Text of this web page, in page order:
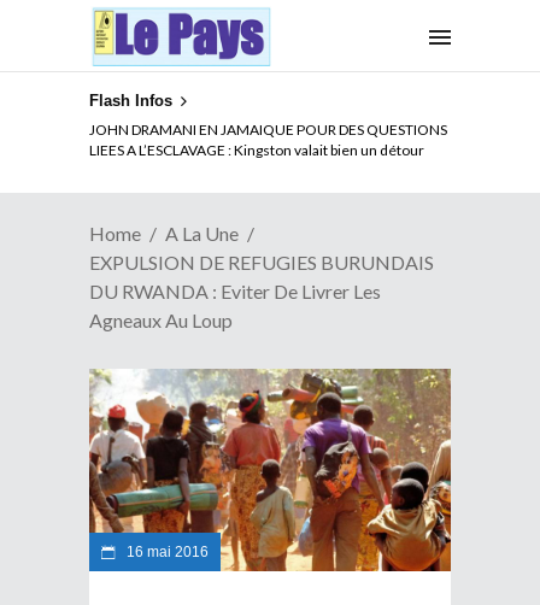
Flash Infos
JOHN DRAMANI EN JAMAIQUE POUR DES QUESTIONS
LIEES A L’ESCLAVAGE : Kingston valait bien un détour
ELECTION DE TALON A LA TETE DU SENAT BENINOIS :
Quand Patrice quitte le pouvoir sans partir !
Home
A La Une
EXPULSION DE REFUGIES BURUNDAIS
DU RWANDA : Eviter De Livrer Les
Agneaux Au Loup
16 mai 2016